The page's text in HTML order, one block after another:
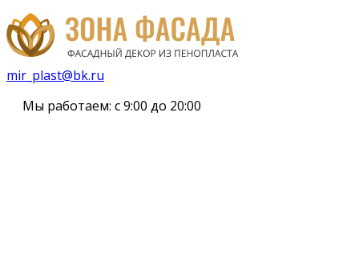
mir_plast@bk.ru
Мы работаем: с 9:00 до 20:00